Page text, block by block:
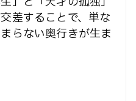
差することで、単な
らない奥行きが生ま